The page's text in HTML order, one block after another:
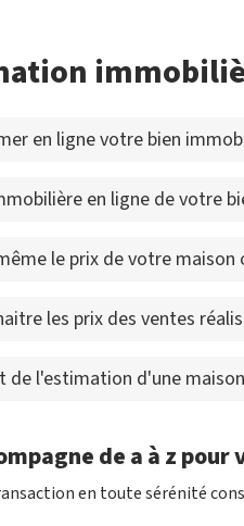
en ligne votre bien
en ligne de votre
le prix de votre
les prix des ventes
de l'estimation d'une
de a à z
en toute sérénité